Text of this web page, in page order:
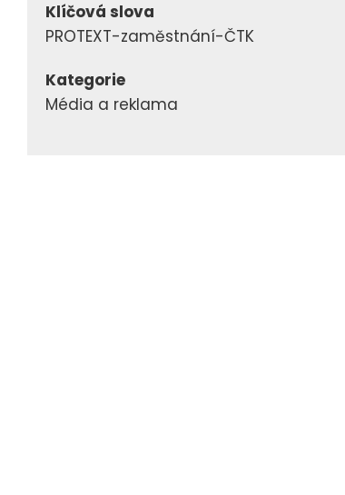
Klíčová slova
PROTEXT-zaměstnání-ČTK
Kategorie
Média a reklama